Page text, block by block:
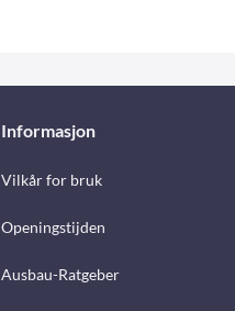
Informasjon
Vilkår for bruk
Openingstijden
Ausbau-Ratgeber